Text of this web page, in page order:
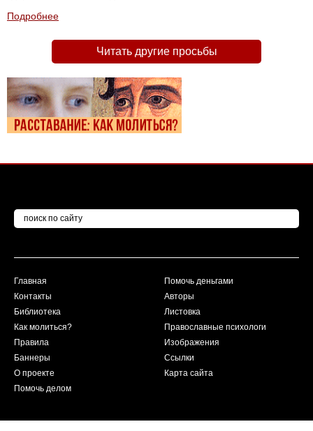
Подробнее
Читать другие просьбы
Главная
Контакты
Библиотека
Как молиться?
Правила
Баннеры
О проекте
Помочь делом
Помочь деньгами
Авторы
Листовка
Православные психологи
Изображения
Ссылки
Карта сайта